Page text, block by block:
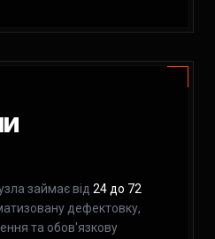
займає від 24 до 72
дефектовку,
та обов'язкову